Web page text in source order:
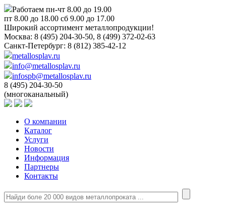
Работаем пн-чт 8.00 до 19.00
пт 8.00 до 18.00 сб 9.00 до 17.00
Широкий ассортимент металлопродукции!
Москва: 8 (495) 204-30-50, 8 (499) 372-02-63
Санкт-Петербург: 8 (812) 385-42-12
metallosplav.ru
info@metallosplav.ru
infospb@metallosplav.ru
8 (495) 204-30-50
(многоканальный)
О компании
Каталог
Услуги
Новости
Информация
Партнеры
Контакты